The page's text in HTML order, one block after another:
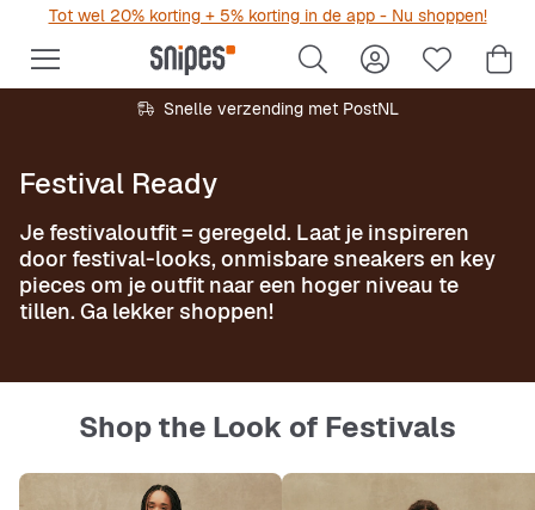
Tot wel 20% korting + 5% korting in de app - Nu shoppen!
Snelle verzending met PostNL
Festival Ready
Je festivaloutfit = geregeld. Laat je inspireren
door festival-looks, onmisbare sneakers en key
pieces om je outfit naar een hoger niveau te
tillen. Ga lekker shoppen!
Shop the Look of Festivals